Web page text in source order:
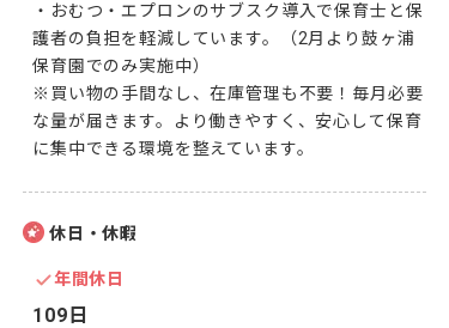
・おむつ・エプロンのサブスク導入で保育士と保
護者の負担を軽減しています。（2月より鼓ヶ浦
保育園でのみ実施中）
※買い物の手間なし、在庫管理も不要！毎月必要
な量が届きます。より働きやすく、安心して保育
に集中できる環境を整えています。
休日・休暇
年間休日
109日